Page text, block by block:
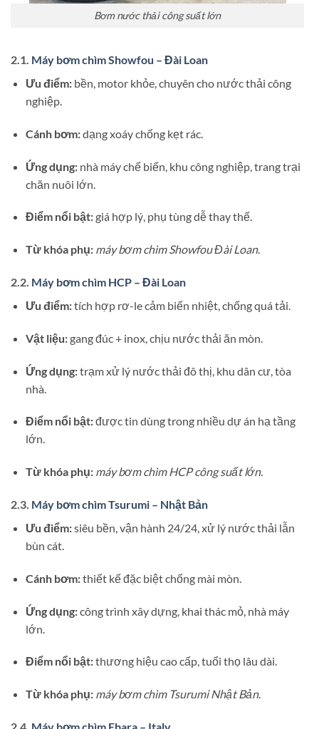
Bơm nước thải công suất lớn
2.1. Máy bơm chìm Showfou – Đài Loan
Ưu điểm:bền, motor khỏe, chuyên cho nước thải công
nghiệp.
Cánh bơm:dạng xoáy chống kẹt rác.
Ứng dụng:nhà máy chế biến, khu công nghiệp, trang trại
chăn nuôi lớn.
Điểm nổi bật:giá hợp lý, phụ tùng dễ thay thế.
Từ khóa phụ: máy bơm chìm Showfou Đài Loan.
2.2. Máy bơm chìm HCP – Đài Loan
Ưu điểm:tích hợp rơ-le cảm biến nhiệt, chống quá tải.
Vật liệu:gang đúc + inox, chịu nước thải ăn mòn.
Ứng dụng:trạm xử lý nước thải đô thị, khu dân cư, tòa
nhà.
Điểm nổi bật:được tin dùng trong nhiều dự án hạ tầng
lớn.
Từ khóa phụ: máy bơm chìm HCP công suất lớn.
2.3. Máy bơm chìm Tsurumi – Nhật Bản
Ưu điểm:siêu bền, vận hành 24/24, xử lý nước thải lẫn
bùn cát.
Cánh bơm:thiết kế đặc biệt chống mài mòn.
Ứng dụng:công trình xây dựng, khai thác mỏ, nhà máy
lớn.
Điểm nổi bật:thương hiệu cao cấp, tuổi thọ lâu dài.
Từ khóa phụ: máy bơm chìm Tsurumi Nhật Bản.